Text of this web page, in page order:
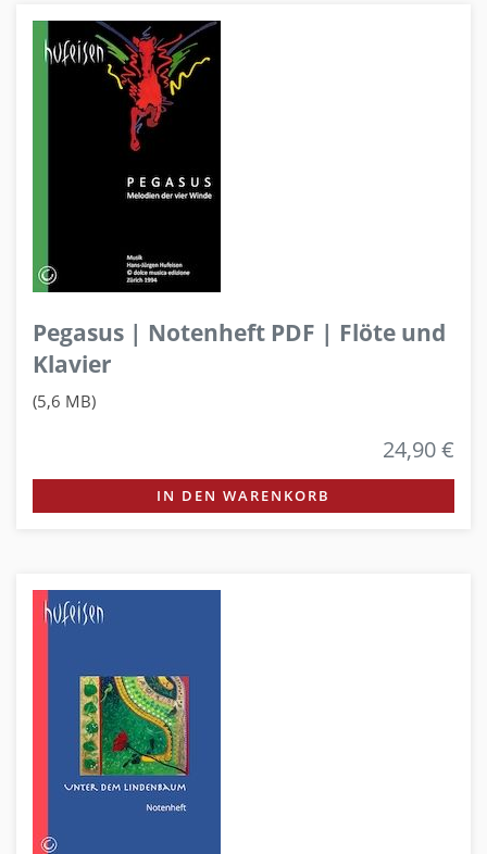
Pegasus | Notenheft PDF | Flöte und
Klavier
(5,6 MB)
24,90 €
IN DEN WARENKORB